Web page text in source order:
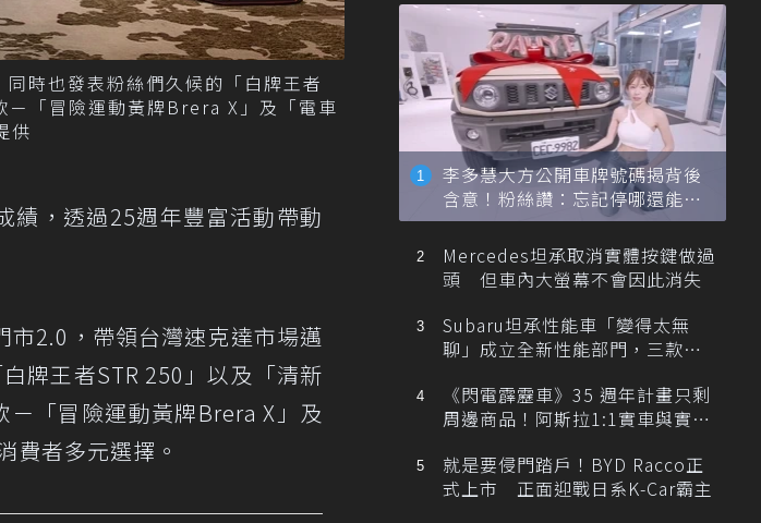
時也發表粉絲們久候的「白牌王者
「冒險運動黃牌Brera X」及「電車
供
績，透過25週年豐富活動帶動
市2.0，帶領台灣速克達市場邁
牌王者STR 250」以及「清新
「冒險運動黃牌Brera X」及
費者多元選擇。
李多慧大方公開車牌號碼揭背後
含意！粉絲讚：忘記停哪還能幫
忙找車
Mercedes坦承取消實體按鍵做過
頭 但車內大螢幕不會因此消失
Subaru坦承性能車「變得太無
聊」成立全新性能部門，三款手
《閃電霹靂車》35 週年計畫只剩
周邊商品！阿斯拉1:1實車與實體
就是要侵門踏戶！BYD Racco正
式上市 正面迎戰日系K-Car霸主